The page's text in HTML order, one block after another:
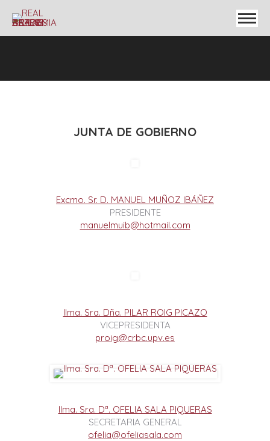
JUNTA DE GOBIERNO
Excmo. Sr. D. MANUEL MUÑOZ IBÁÑEZ
PRESIDENTE
manuelmuib@hotmail.com
Ilma. Sra. Dña. PILAR ROIG PICAZO
VICEPRESIDENTA
proig@crbc.upv.es
Ilma. Sra. Dª. OFELIA SALA PIQUERAS
SECRETARIA GENERAL
ofelia@ofeliasala.com